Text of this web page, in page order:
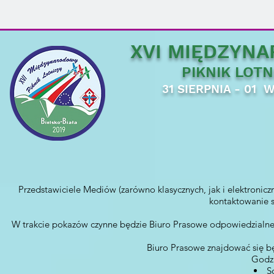
XVI
PIKNIK
31 SIERPNIA - 01
Przedstawiciele Mediów (zarówno klasycznych, jak i
kontaktowanie
W trakcie pokazów czynne będzie Biuro Prasowe
Biuro Prasowe znajdować się